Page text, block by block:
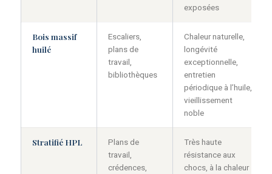
exposées
Bois massif
huilé
Escaliers,
plans de
travail,
bibliothèques
Chaleur naturelle,
longévité
exceptionnelle,
entretien
périodique à l’huile,
vieillissement
noble
Stratifié HPL
Plans de
travail,
crédences,
Très haute
résistance aux
chocs, à la chaleur